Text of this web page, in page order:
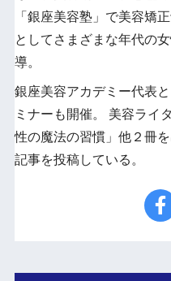
「銀座美容塾」で美容矯
としてさまざまな年代の
導。
銀座美容アカデミー代表
ミナーも開催。 美容ライ
性の魔法の習慣」他２冊
記事を投稿している。